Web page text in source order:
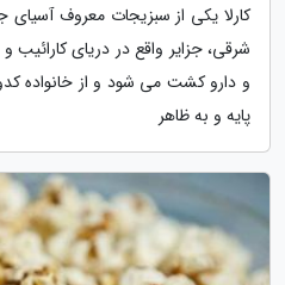
کارلا یکی از سبزیجات معروف آسیای
شرقی، جزایر واقع در دریای کارائیب
و دارو کشت می شود و از خانواده
پایه و به ظاهر